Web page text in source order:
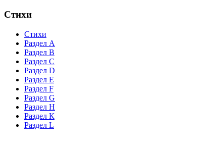
Стихи
Стихи
Раздел А
Раздел B
Раздел С
Раздел D
Раздел Е
Раздел F
Раздел G
Раздел H
Раздел К
Раздел L